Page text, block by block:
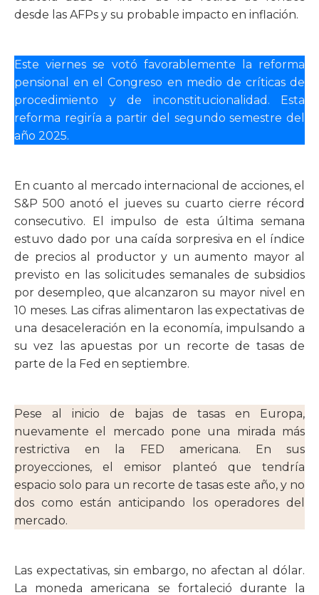
desde las AFPs y su probable impacto en inflación.
Este viernes se votó favorablemente la reforma
pensional en el Congreso en medio de críticas de
procedimiento y de inconstitucionalidad. Esta
reforma regiría a partir del segundo semestre del
año 2025.
En cuanto al mercado internacional de acciones, el
S&P 500 anotó el jueves su cuarto cierre récord
consecutivo. El impulso de esta última semana
estuvo dado por una caída sorpresiva en el índice
de precios al productor y un aumento mayor al
previsto en las solicitudes semanales de subsidios
por desempleo, que alcanzaron su mayor nivel en
10 meses. Las cifras alimentaron las expectativas de
una desaceleración en la economía, impulsando a
su vez las apuestas por un recorte de tasas de
parte de la Fed en septiembre.
Pese al inicio de bajas de tasas en Europa,
nuevamente el mercado pone una mirada más
restrictiva en la FED americana. En sus
proyecciones, el emisor planteó que tendría
espacio solo para un recorte de tasas este año, y no
dos como están anticipando los operadores del
mercado.
Las expectativas, sin embargo, no afectan al dólar.
La moneda americana se fortaleció durante la